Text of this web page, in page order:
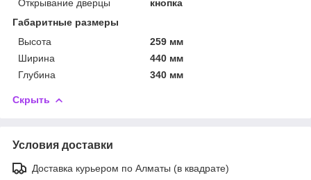
Открывание дверцы
кнопка
Габаритные размеры
Высота
259 мм
Ширина
440 мм
Глубина
340 мм
Скрыть
Условия доставки
Доставка курьером по Алматы (в квадрате)